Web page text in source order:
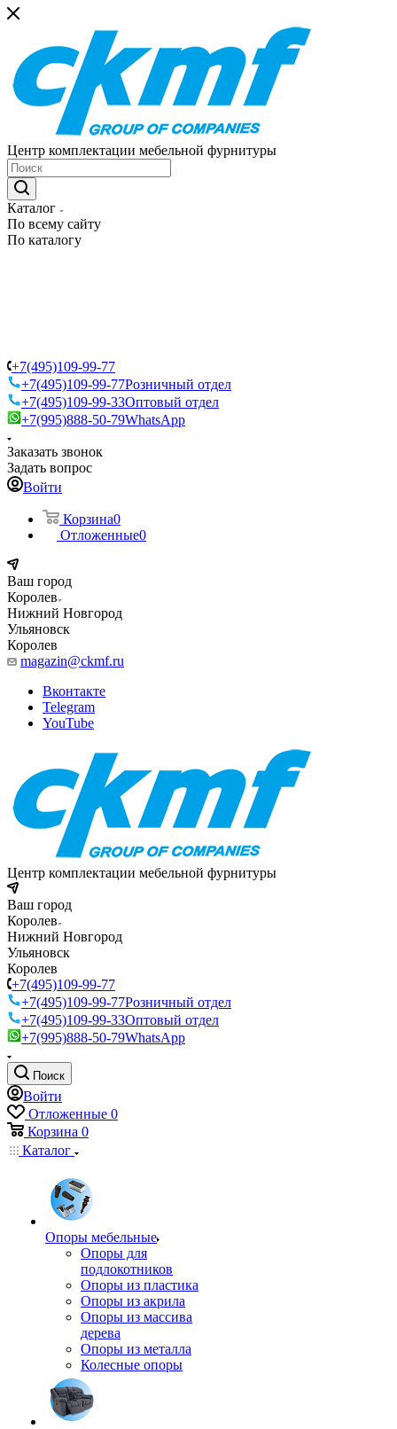
Центр комплектации мебельной фурнитуры
Каталог
По всему сайту
По каталогу
+7(495)109-99-77
+7(495)109-99-77Розничный отдел
+7(495)109-99-33Оптовый отдел
+7(995)888-50-79WhatsApp
Заказать звонок
Задать вопрос
Войти
Корзина0
Отложенные0
Ваш город
Королев
Нижний Новгород
Ульяновск
Королев
magazin@ckmf.ru
Вконтакте
Telegram
YouTube
Центр комплектации мебельной фурнитуры
Ваш город
Королев
Нижний Новгород
Ульяновск
Королев
+7(495)109-99-77
+7(495)109-99-77Розничный отдел
+7(495)109-99-33Оптовый отдел
+7(995)888-50-79WhatsApp
Поиск
Войти
Отложенные 0
Корзина 0
Каталог
Опоры мебельные
Опоры для
подлокотников
Опоры из пластика
Опоры из акрила
Опоры из массива
дерева
Опоры из металла
Колесные опоры